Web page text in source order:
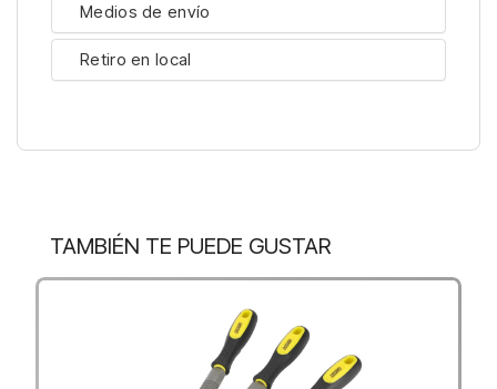
Medios de envío
Retiro en local
TAMBIÉN TE PUEDE GUSTAR